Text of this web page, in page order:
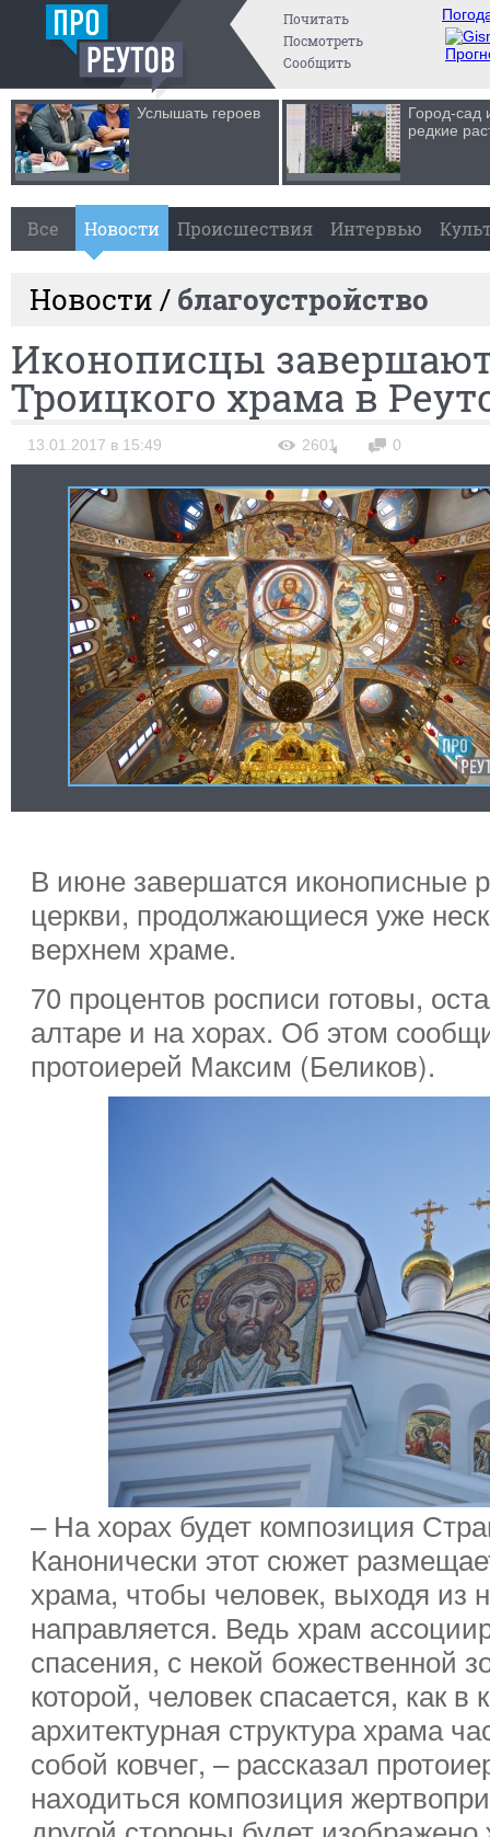
Почитать
Посмотреть
Сообщить
Услышать героев
Город-сад
редкие
Все Новости Происшествия Интервью
Новости / благоустройство
Иконописцы
Троицкого храма в
13.01.2017 в 15:49 2601 0
В июне завершатся иконописные
церкви, продолжающиеся уже
верхнем храме.
70 процентов росписи готовы,
алтаре и на хорах. Об этом
протоиерей Максим (Беликов).
– На хорах будет композиция
Канонически этот сюжет
храма, чтобы человек, выходя из
направляется. Ведь храм
спасения, с некой божественной
которой, человек спасается, как
архитектурная структура храма
собой ковчег, – рассказал
находиться композиция